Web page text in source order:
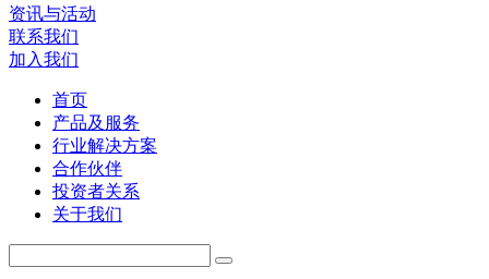
资讯与活动
联系我们
加入我们
首页
产品及服务
行业解决方案
合作伙伴
投资者关系
关于我们